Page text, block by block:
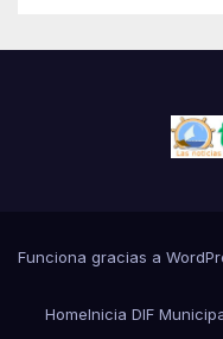
Funciona gracias a
HomeInicia DIF